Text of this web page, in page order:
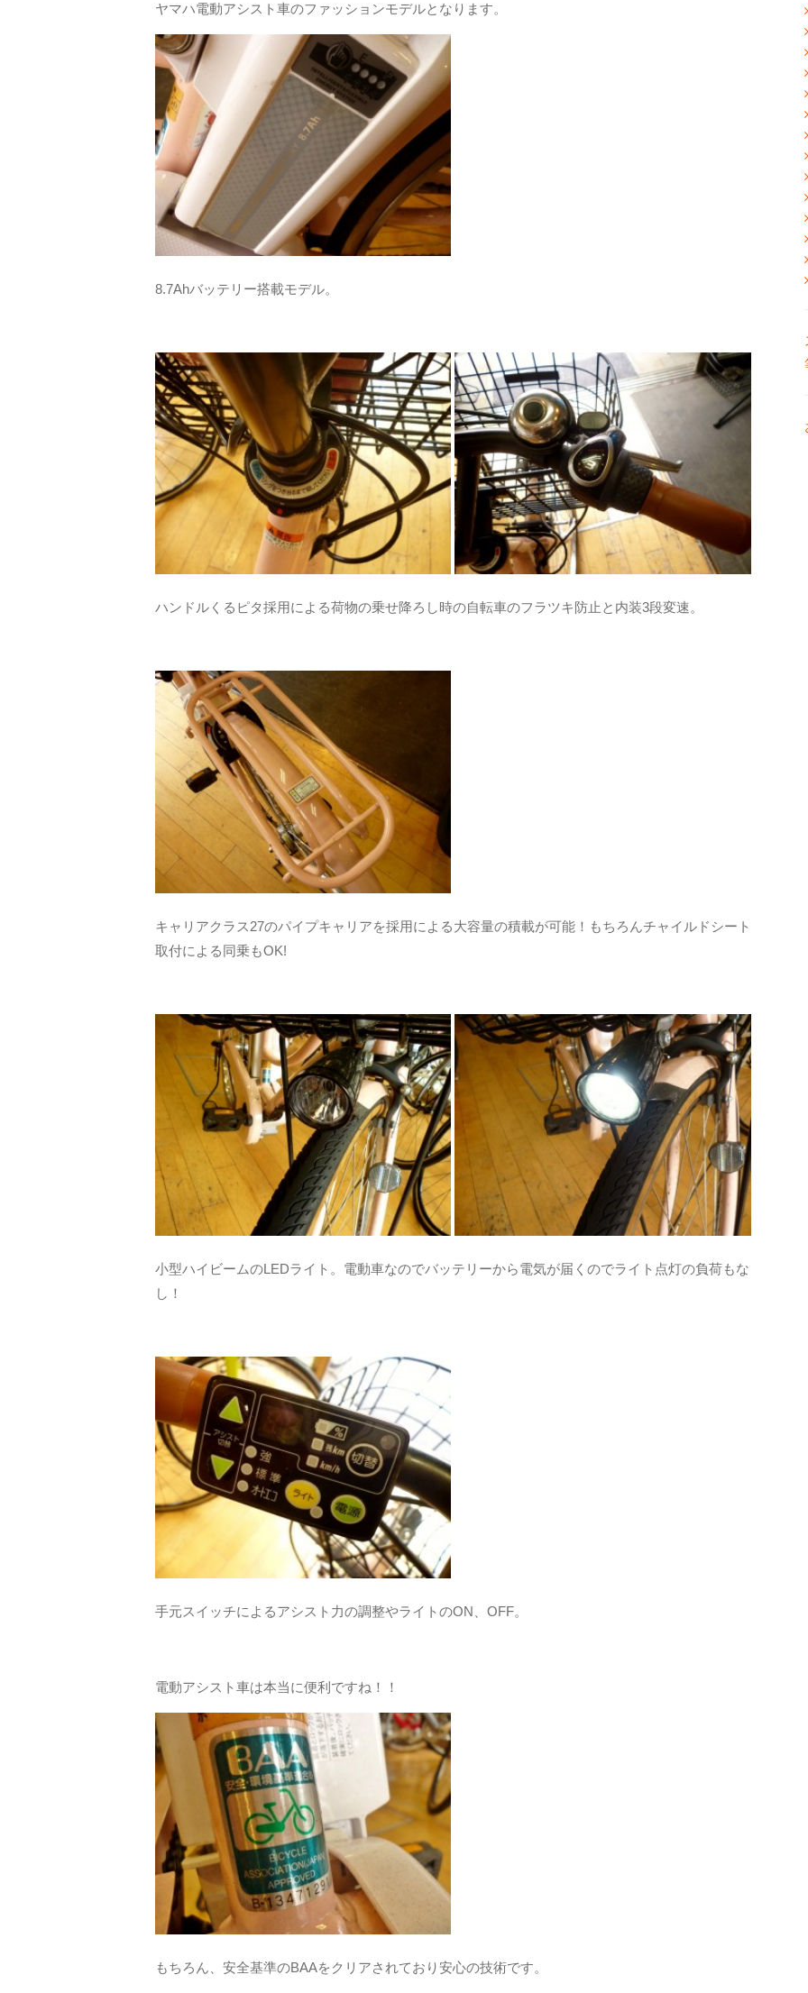
ヤマハ電動アシスト車のファッションモデルとなります。
8.7Ahバッテリー搭載モデル。
ハンドルくるピタ採用による荷物の乗せ降ろし時の自転車のフラツキ防止と内装3段変速。
キャリアクラス27のパイプキャリアを採用による大容量の積載が可能！もちろんチャイルドシート
取付による同乗もOK!
小型ハイビームのLEDライト。電動車なのでバッテリーから電気が届くのでライト点灯の負荷もな
し！
手元スイッチによるアシスト力の調整やライトのON、OFF。
電動アシスト車は本当に便利ですね！！
もちろん、安全基準のBAAをクリアされており安心の技術です。